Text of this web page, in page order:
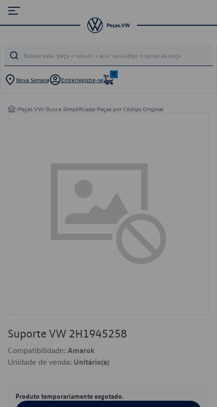
Nova Serrana Entre/registre-se
0
/Peças VW/Busca Simplificada/Peças por Código Original
Suporte VW 2H1945258
Compatibilidade: Amarok
Unidade de venda: Unitário(a)
Produto temporariamente esgotado.